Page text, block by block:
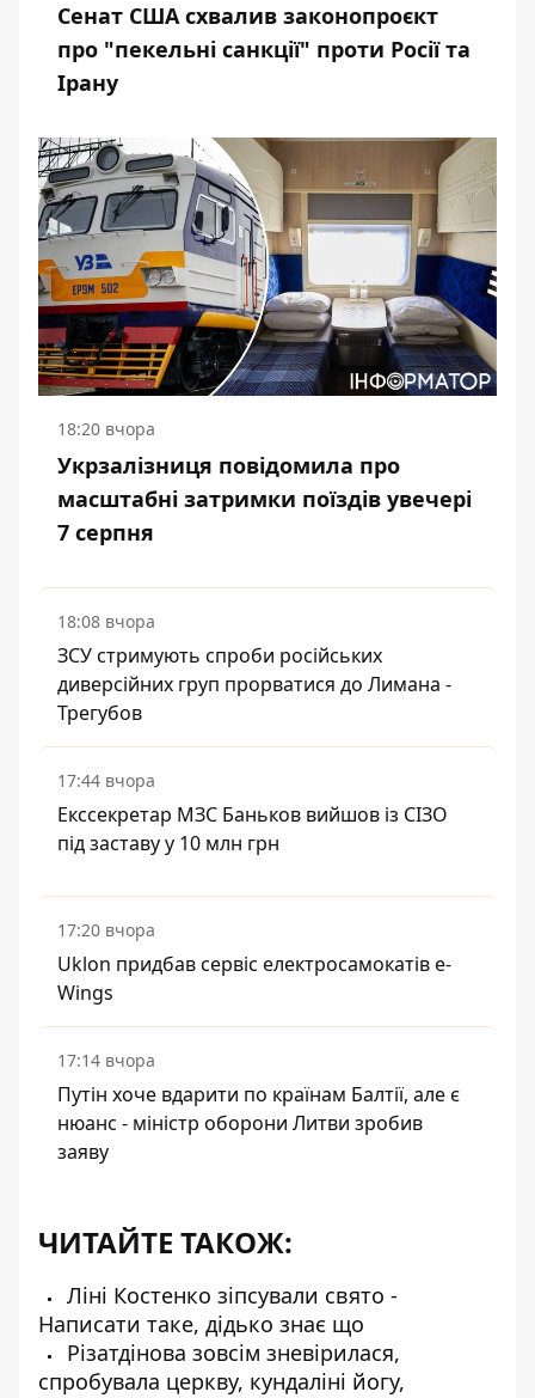
Сенат США схвалив законопроєкт
про "пекельні санкції" проти Росії та
Ірану
18:20 вчора
Укрзалізниця повідомила про
масштабні затримки поїздів увечері
7 серпня
18:08 вчора
ЗСУ стримують спроби російських
диверсійних груп прорватися до Лимана -
Трегубов
17:44 вчора
Екссекретар МЗС Баньков вийшов із СІЗО
під заставу у 10 млн грн
17:20 вчора
Uklon придбав сервіс електросамокатів e-
Wings
17:14 вчора
Путін хоче вдарити по країнам Балтії, але є
нюанс - міністр оборони Литви зробив
заяву
ЧИТАЙТЕ ТАКОЖ:
Ліні Костенко зіпсували свято -
Написати таке, дідько знає що
Різатдінова зовсім зневірилася,
спробувала церкву, кундаліні йогу,